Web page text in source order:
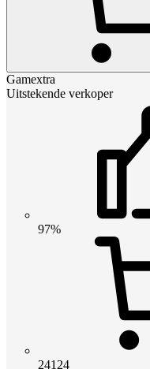
Gamextra
Uitstekende verkoper
97%
24124